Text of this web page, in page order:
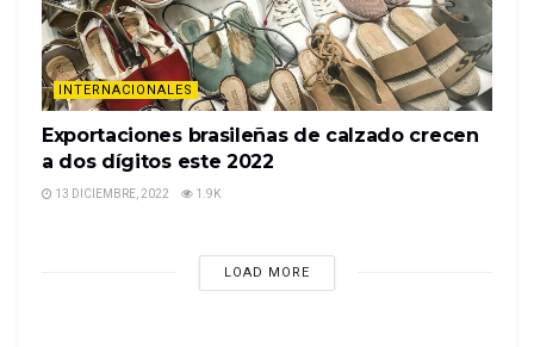
INTERNACIONALES
Exportaciones brasileñas de calzado crecen
a dos dígitos este 2022
13 DICIEMBRE, 2022 1.9K
LOAD MORE